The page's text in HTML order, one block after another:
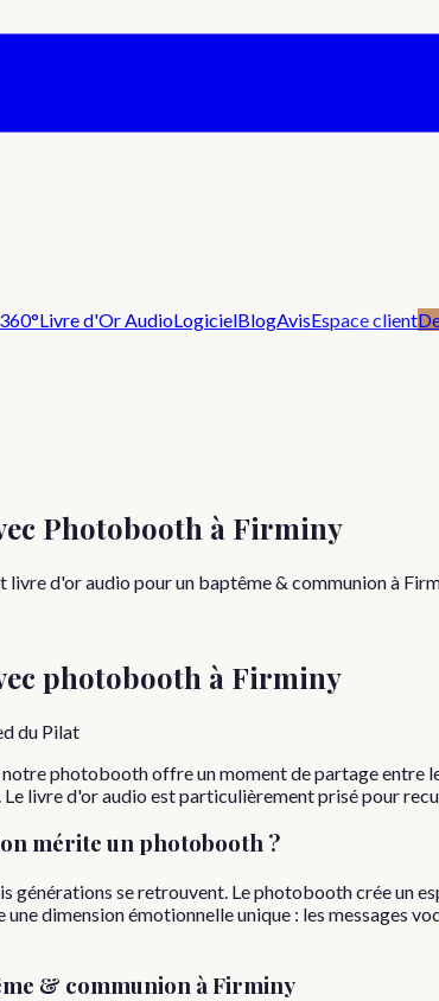
Livre d'Or AudioLogicielBlogAvisEspace client
Photobooth à Firminy
d'or audio pour un baptême & communion à
photobooth à Firminy
du Pilat
photobooth offre un moment de partage
livre d'or audio est particulièrement prisé pour
mérite un photobooth ?
générations se retrouvent. Le photobooth crée un
dimension émotionnelle unique : les messages
& communion à Firminy